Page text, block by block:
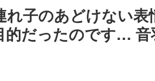
れ子のあどけない表
的だったのです… 音